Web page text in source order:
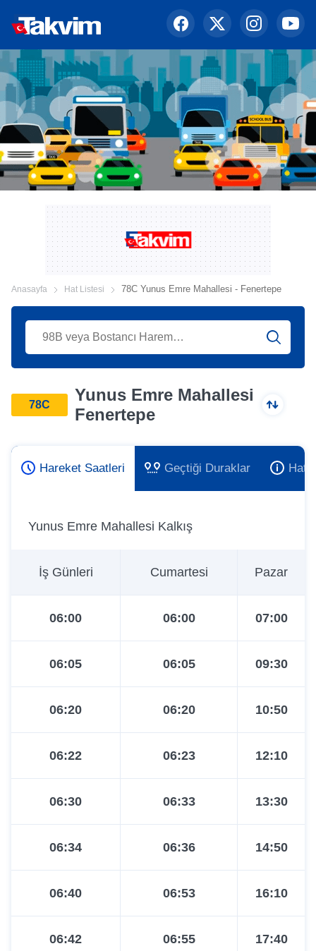
Anasayfa Hat Listesi 78C Yunus Emre Mahallesi - Fenertepe
78C
Yunus Emre Mahallesi
Fenertepe
Hareket Saatleri Geçtiği Duraklar Hat
Yunus Emre Mahallesi Kalkış
İş Günleri Cumartesi Pazar
06:00 06:00 07:00
06:05 06:05 09:30
06:20 06:20 10:50
06:22 06:23 12:10
06:30 06:33 13:30
06:34 06:36 14:50
06:40 06:53 16:10
06:42 06:55 17:40